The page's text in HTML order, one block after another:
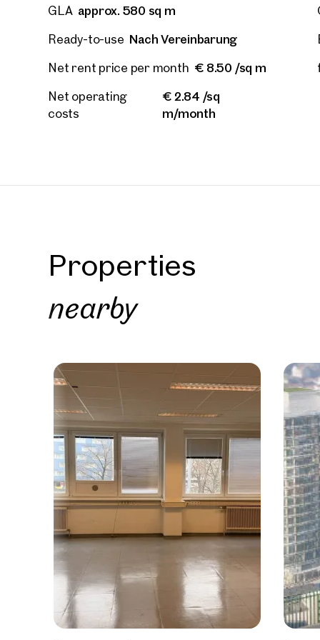
GLA approx. 580 sq m
Ready-to-use Nach Vereinbarung
Net rent price per month € 8.50 /sq m
Net operating
costs
€ 2.84 /sq
m/month
Properties
nearby